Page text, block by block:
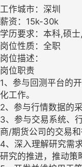
工作城市：深圳
薪资：15k-30k
学历要求：本科,硕
岗位性质：全职
岗位描述：
岗位职责
1、参与回测平台的
化工作。
2、参与行情数据的
3、参与交易系统、
商/期货公司的交易
4、深入理解研究需
研究的推进，推动策